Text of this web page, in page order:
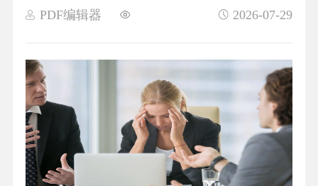
PDF编辑器 2026-07-29